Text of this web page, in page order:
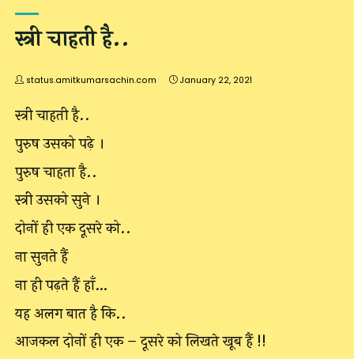
स्त्री चाहती है..
status.amitkumarsachin.com January 22, 2021
स्त्री चाहती है..
पुरुष उसको पढ़े ।
पुरुष चाहता है..
स्त्री उसको सुने ।
दोनों ही एक दूसरे को..
ना सुनते हैं
ना ही पढ़ते हैं हाँ…
यह अलग बात है कि..
आजकल दोनों ही एक – दूसरे को लिखते खूब हैं !!